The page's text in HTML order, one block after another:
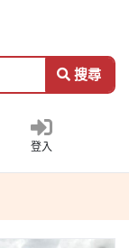
搜尋
登入